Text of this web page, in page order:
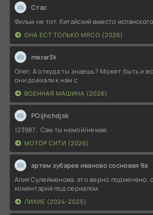
Стас
Фильм не тот. Китайский вместо
ОНА ЕСТ ТОЛЬКО МЯСО (2026)
merar3k
Олег, А откуда ты знаешь? Может быть и
они доехали к нам с
ВОЕННАЯ МАШИНА (2026)
POijhchdjsk
123987, Сам ты немой/немая.
МОТОР СИТИ (2026)
артем зубарев иваново сосновая 9а
Алия Сулейменова, это верно подмечено.
коментарий под сериалом
ЛИХИЕ (2024-2025)